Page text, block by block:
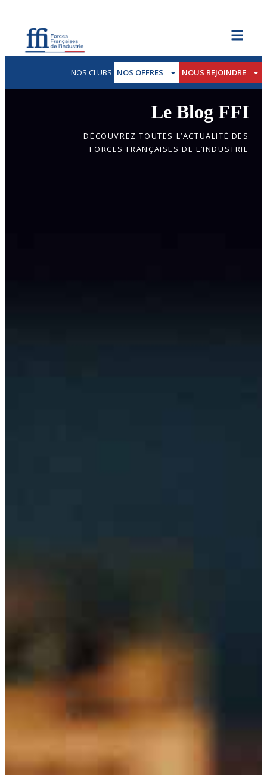
NOS CLUBS NOS OFFRES NOUS REJOINDRE
Le Blog FFI
DÉCOUVREZ TOUTES L’ACTUALITÉ DES
FORCES FRANÇAISES DE L’INDUSTRIE